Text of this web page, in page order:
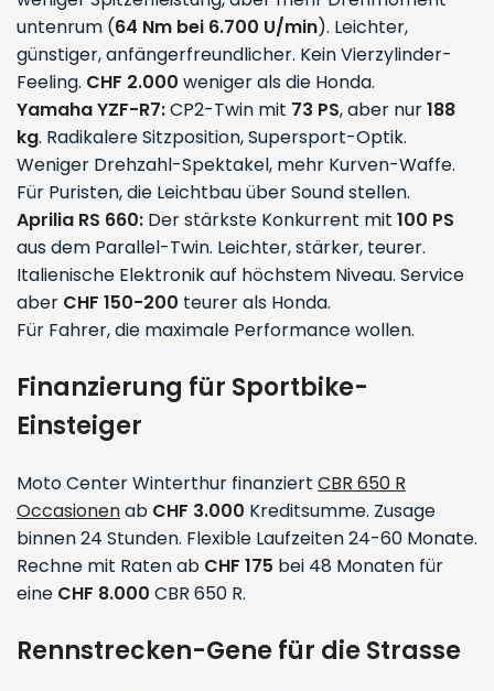
untenrum (64 Nm bei 6.700 U/min). Leichter,
günstiger, anfängerfreundlicher. Kein Vierzylinder-
Feeling. CHF 2.000 weniger als die Honda.
Yamaha YZF-R7:CP2-Twin mit 73 PS, aber nur188
kg. Radikalere Sitzposition, Supersport-Optik.
Weniger Drehzahl-Spektakel, mehr Kurven-Waffe.
Für Puristen, die Leichtbau über Sound stellen.
Aprilia RS 660: Der stärkste Konkurrent mit 100 PS
aus dem Parallel-Twin. Leichter, stärker, teurer.
Italienische Elektronik auf höchstem Niveau. Service
aber CHF 150-200 teurer als Honda.
Für Fahrer, die maximale Performance wollen.
Finanzierung für Sportbike-
Einsteiger
Moto Center Winterthur finanziert CBR 650 R
Occasionenab CHF 3.000 Kreditsumme. Zusage
binnen 24 Stunden. Flexible Laufzeiten 24-60 Monate.
Rechne mit Raten ab CHF 175 bei 48 Monaten für
eine CHF 8.000 CBR 650 R.
Rennstrecken-Gene für die Strasse